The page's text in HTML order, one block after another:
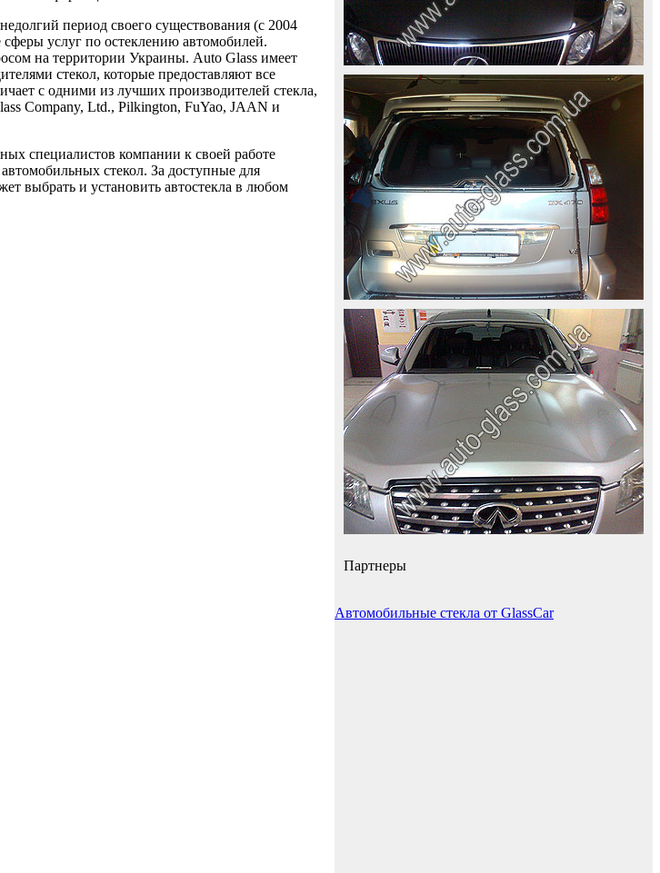
период своего существования (с 2004
услуг по остеклению автомобилей.
на территории Украины. Auto Glass имеет
стекол, которые предоставляют все
с одними из лучших производителей стекла,
Company, Ltd., Pilkington, FuYao, JAAN и
специалистов компании к своей работе
стекол. За доступные для
выбрать и установить автостекла в любом
Партнеры
Автомобильные стекла от GlassCar